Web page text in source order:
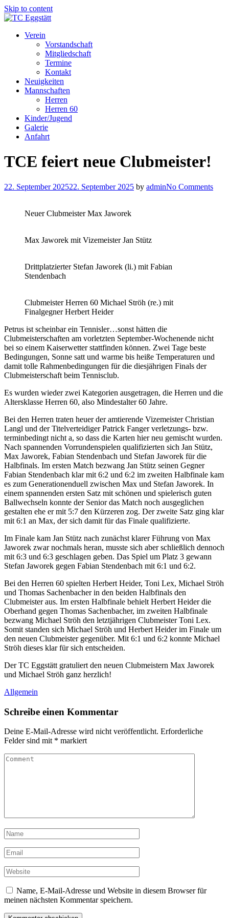
Skip to content
Verein
Vorstandschaft
Mitgliedschaft
Termine
Kontakt
Neuigkeiten
Mannschaften
Herren
Herren 60
Kinder/Jugend
Galerie
Anfahrt
TCE feiert neue Clubmeister!
22. September 202522. September 2025 by adminNo Comments
Neuer Clubmeister Max Jaworek
Max Jaworek mit Vizemeister Jan Stütz
Drittplatzierter Stefan Jaworek (li.) mit Fabian
Stendenbach
Clubmeister Herren 60 Michael Ströh (re.) mit
Finalgegner Herbert Heider
Petrus ist scheinbar ein Tennisler…sonst hätten die
Clubmeisterschaften am vorletzten September-Wochenende nicht
bei so einem Kaiserwetter stattfinden können. Zwei Tage beste
Bedingungen, Sonne satt und warme bis heiße Temperaturen und
damit tolle Rahmenbedingungen für die diesjährigen Finals der
Clubmeisterschaft beim Tennisclub.
Es wurden wieder zwei Kategorien ausgetragen, die Herren und die
Altersklasse Herren 60, also Mindestalter 60 Jahre.
Bei den Herren traten heuer der amtierende Vizemeister Christian
Langl und der Titelverteidiger Patrick Fanger verletzungs- bzw.
terminbedingt nicht a, so dass die Karten hier neu gemischt wurden.
Nach spannenden Vorrundenspielen qualifizierten sich Jan Stütz,
Max Jaworek, Fabian Stendenbach und Stefan Jaworek für die
Halbfinals. Im ersten Match bezwang Jan Stütz seinen Gegner
Fabian Stendenbach klar mit 6:2 und 6:2 im zweiten Halbfinale kam
es zum Generationenduell zwischen Max und Stefan Jaworek. In
einem spannenden ersten Satz mit schönen und spielerisch guten
Ballwechseln konnte der Senior das Match noch ausgeglichen
gestalten ehe er mit 5:7 den Kürzeren zog. Der zweite Satz ging klar
mit 6:1 an Max, der sich damit für das Finale qualifizierte.
Im Finale kam Jan Stütz nach zunächst klarer Führung von Max
Jaworek zwar nochmals heran, musste sich aber schließlich dennoch
mit 6:3 und 6:3 geschlagen geben. Das Spiel um Platz 3 gewann
Stefan Jaworek gegen Fabian Stendenbach mit 6:1 und 6:2.
Bei den Herren 60 spielten Herbert Heider, Toni Lex, Michael Ströh
und Thomas Sachenbacher in den beiden Halbfinals den
Clubmeister aus. Im ersten Halbfinale behielt Herbert Heider die
Oberhand gegen Thomas Sachenbacher, im zweiten Halbfinale
bezwang Michael Ströh den letztjährigen Clubmeister Toni Lex.
Somit standen sich Michael Ströh und Herbert Heider im Finale um
den neuen Clubmeister gegenüber. Mit 6:1 und 6:2 konnte Michael
Ströh dieses klar für sich entscheiden.
Der TC Eggstätt gratuliert den neuen Clubmeistern Max Jaworek
und Michael Ströh ganz herzlich!
Allgemein
Schreibe einen Kommentar
Deine E-Mail-Adresse wird nicht veröffentlicht. Erforderliche
Felder sind mit * markiert
Name, E-Mail-Adresse und Website in diesem Browser für
meinen nächsten Kommentar speichern.